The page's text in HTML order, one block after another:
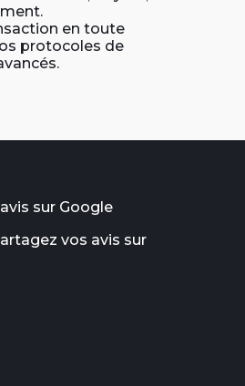
en toute
protocoles de
sur Google
vos avis sur